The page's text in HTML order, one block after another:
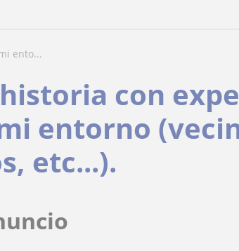
ento...
con
entorno
etc...).